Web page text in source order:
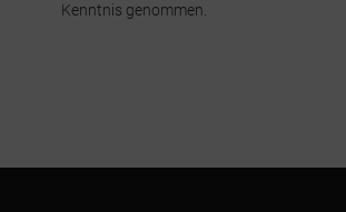
Kenntnis genommen.